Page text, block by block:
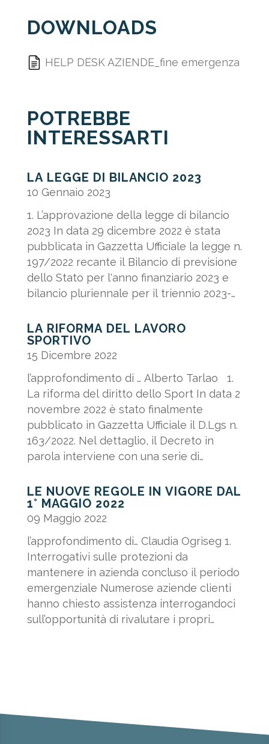
DOWNLOADS
HELP DESK AZIENDE_fine emergenza
POTREBBE
INTERESSARTI
LA LEGGE DI BILANCIO 2023
10 Gennaio 2023
1. L’approvazione della legge di bilancio
2023 In data 29 dicembre 2022 è stata
pubblicata in Gazzetta Ufficiale la legge n.
197/2022 recante il Bilancio di previsione
dello Stato per l'anno finanziario 2023 e
bilancio pluriennale per il triennio 2023-
LA RIFORMA DEL LAVORO
SPORTIVO
15 Dicembre 2022
l’approfondimento di … Alberto Tarlao 1.
La riforma del diritto dello Sport In data 2
novembre 2022 è stato finalmente
pubblicato in Gazzetta Ufficiale il D.Lgs n.
163/2022. Nel dettaglio, il Decreto in
parola interviene con una serie di
LE NUOVE REGOLE IN VIGORE DAL
1° MAGGIO 2022
09 Maggio 2022
l’approfondimento di… Claudia Ogriseg 1.
Interrogativi sulle protezioni da
mantenere in azienda concluso il periodo
emergenziale Numerose aziende clienti
hanno chiesto assistenza interrogandoci
sull’opportunità di rivalutare i propri